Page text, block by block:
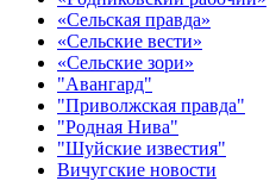
«Сельская правда»
«Сельские вести»
«Сельские зори»
"Авангард"
"Приволжская правда"
"Родная Нива"
"Шуйские известия"
Вичугские новости